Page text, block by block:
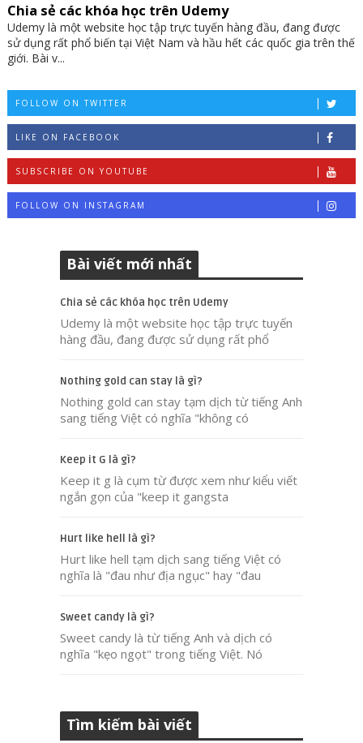
Chia sẻ các khóa học trên Udemy
Udemy là một website học tập trực tuyến hàng đầu, đang được
sử dụng rất phổ biến tại Việt Nam và hầu hết các quốc gia trên thế
giới. Bài v...
FOLLOW ON TWITTER
LIKE ON FACEBOOK
SUBSCRIBE ON YOUTUBE
FOLLOW ON INSTAGRAM
Bài viết mới nhất
Chia sẻ các khóa học trên Udemy
Udemy là một website học tập trực tuyến
hàng đầu, đang được sử dụng rất phổ
Nothing gold can stay là gì?
Nothing gold can stay tạm dịch từ tiếng Anh
sang tiếng Việt có nghĩa "không có
Keep it G là gì?
Keep it g là cụm từ được xem như kiểu viết
ngắn gọn của "keep it gangsta
Hurt like hell là gì?
Hurt like hell tạm dịch sang tiếng Việt có
nghĩa là "đau như địa ngục" hay "đau
Sweet candy là gì?
Sweet candy là từ tiếng Anh và dịch có
nghĩa "kẹo ngọt" trong tiếng Việt. Nó
Tìm kiếm bài viết